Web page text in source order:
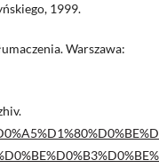
1999.
Warszawa: